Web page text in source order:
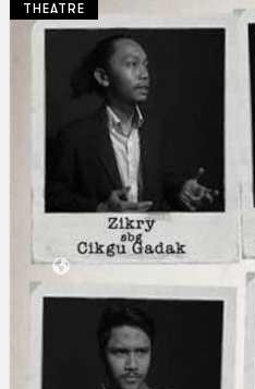
Koleksi Kami
Teater
Tarian
Penapisan
Sejarah Lisan
Mengenai Kami
Hubungi Kami
BM
EN
THEATRE